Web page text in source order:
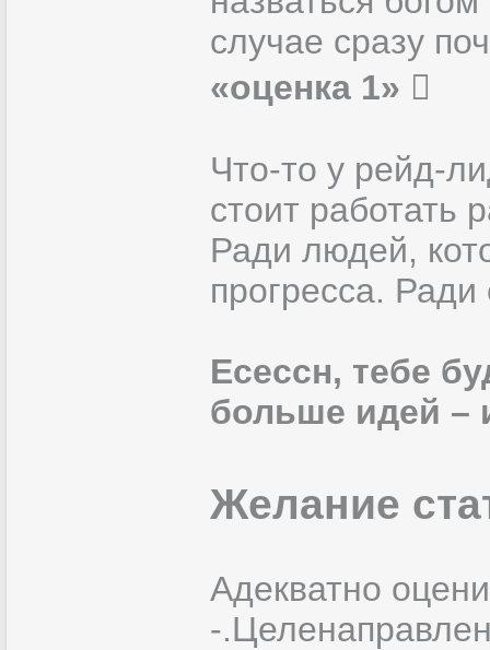
случае сразу
«оценка 1» 
Что-то у рейд-
стоит работать
Ради людей,
прогресса.
Есессн, тебе
больше идей –
Желание
Адекватно
-